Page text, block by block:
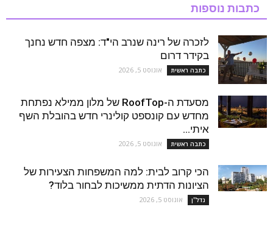
כתבות נוספות
לזכרה של רינה שנרב הי"ד: מצפה חדש נחנך
בקידר דרום
כתבה ראשית אוגוסט 5, 2026
מסעדת ה-RoofTop של מלון ממילא נפתחת
מחדש עם קונספט קולינרי חדש בהובלת השף
איתי...
כתבה ראשית אוגוסט 5, 2026
הכי קרוב לבית: למה המשפחות הצעירות של
הציונות הדתית ממשיכות לבחור בלוד?
נדל''ן אוגוסט 5, 2026